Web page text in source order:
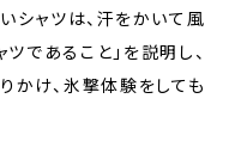
シャツは、汗をかいて風
であること」を説明し、
かけ、氷撃体験をしても